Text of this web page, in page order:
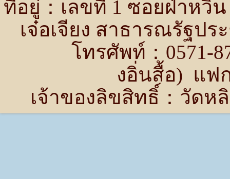
ที่อยู่：เลขที่ 1 ซอยฝ่าห
เจ๋อเจียง สาธารณรัฐป
โทรศัพท์：0571-
งอิ่นสื้อ) แฟก
เจ้าของลิขสิทธิ์：วัดห